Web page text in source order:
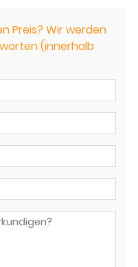
Preis? Wir werden
(innerhalb